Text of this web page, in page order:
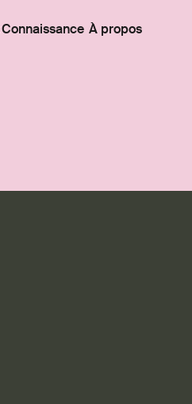
Connaissance À propos